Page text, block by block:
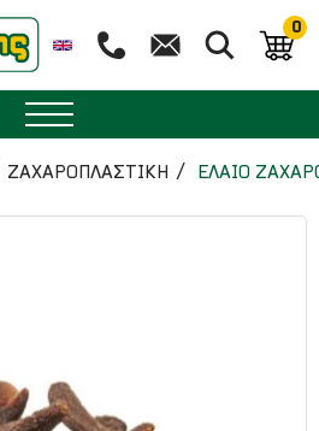
0
ΖΑΧΑΡΟΠΛΑΣΤΙΚΗ ΕΛΑΙΟ